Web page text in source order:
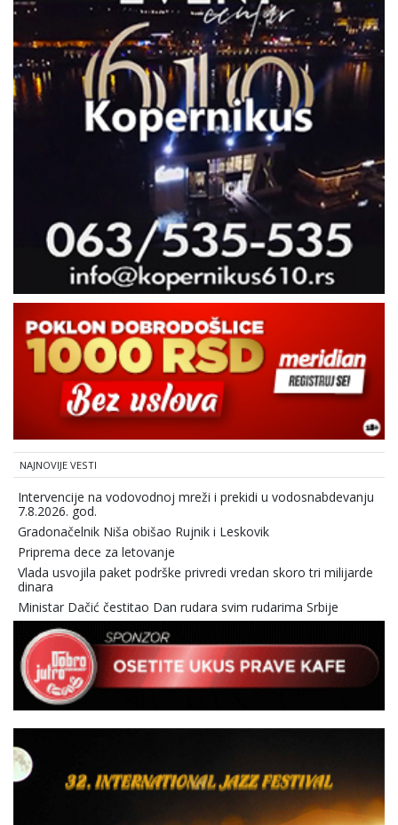
NAJNOVIJE VESTI
Intervencije na vodovodnoj mreži i prekidi u vodosnabdevanju
7.8.2026. god.
Gradonačelnik Niša obišao Rujnik i Leskovik
Priprema dece za letovanje
Vlada usvojila paket podrške privredi vredan skoro tri milijarde
dinara
Ministar Dačić čestitao Dan rudara svim rudarima Srbije